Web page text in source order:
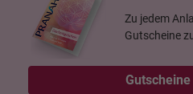
Zu jedem
Gutscheine